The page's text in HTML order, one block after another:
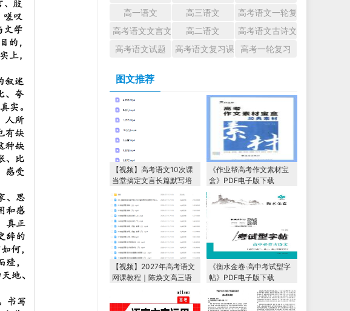
高一语文
高三语文
高考语文一轮复习
高考语文文言文
高二语文
高考语文古诗文
高考语文试题
高考语文复习课件高考一轮复习
图文推荐
【视频】高考语文10次课
当堂搞定文言长篇默写培
训课程
《作业帮高考作文素材宝
盒》PDF电子版下载
【视频】2027年高考语文
网课教程｜陈焕文高三语
文一轮复习暑假班视频教
《衡水金卷·高中考试型字
帖》PDF电子版下载